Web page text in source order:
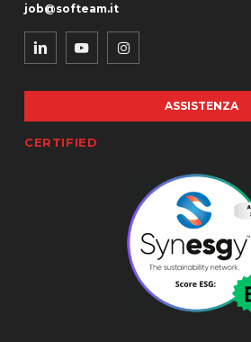
job@softeam.it
ASSISTENZA
CERTIFIED